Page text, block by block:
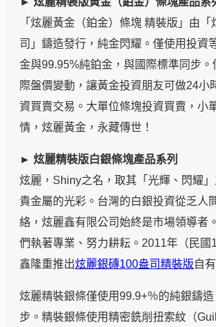
「炫麗黃金（鉑金）條塊 精裝版」由
司」鑄造發行，純金閃耀。僅使用投資
金與99.95%純鉑金，與國際標準同步。
際盤價變動，讓黃金投資朋友可做24小
資買賣交易。大單位條塊投資買賣，小
情，炫麗黃金，永藏傳世！
► 炫麗精裝版白銀條塊產品系列
炫麗，Shiny之名，取其「光輝、閃耀
貴金屬的光彩。台灣的白銀投資從乏人
絡，炫麗鑫有限公司始終是市場領導者
們執著專業、努力耕耘。2011年（民國
鑫隆重推出炫麗銀磚100盎司精裝版自
炫麗精裝銀條僅使用99.9+％的純銀鑄
步。精裝銀條使用精密銑削扭索紋（